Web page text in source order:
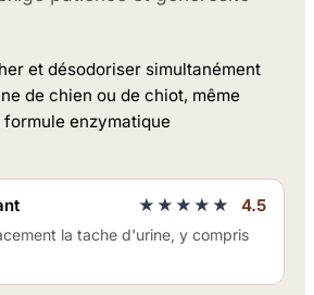
et désodoriser simultanément
de chien ou de chiot, même
enzymatique
★★★★★ 4.5
la tache d'urine, y compris